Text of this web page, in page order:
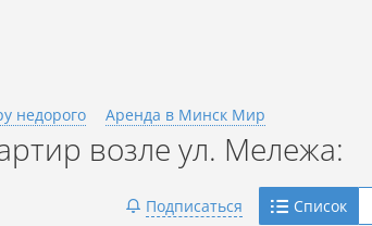
недорого Аренда в Минск Мир
возле ул. Мележа:
Подписаться Список